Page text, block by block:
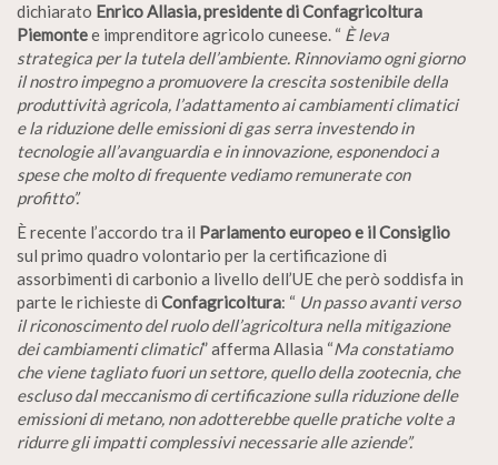
dichiarato Enrico Allasia, presidente di Confagricoltura
Piemontee imprenditore agricolo cuneese. “ È leva
strategica per la tutela dell’ambiente. Rinnoviamo ogni giorno
il nostro impegno a promuovere la crescita sostenibile della
produttività agricola, l’adattamento ai cambiamenti climatici
e la riduzione delle emissioni di gas serra investendo in
tecnologie all’avanguardia e in innovazione, esponendoci a
spese che molto di frequente vediamo remunerate con
profitto”.
È recente l’accordo tra il Parlamento europeo e il Consiglio
sul primo quadro volontario per la certificazione di
assorbimenti di carbonio a livello dell’UE che però soddisfa in
parte le richieste di Confagricoltura: “ Un passo avanti verso
il riconoscimento del ruolo dell’agricoltura nella mitigazione
dei cambiamenti climatici” afferma Allasia “Ma constatiamo
che viene tagliato fuori un settore, quello della zootecnia, che
escluso dal meccanismo di certificazione sulla riduzione delle
emissioni di metano, non adotterebbe quelle pratiche volte a
ridurre gli impatti complessivi necessarie alle aziende”.